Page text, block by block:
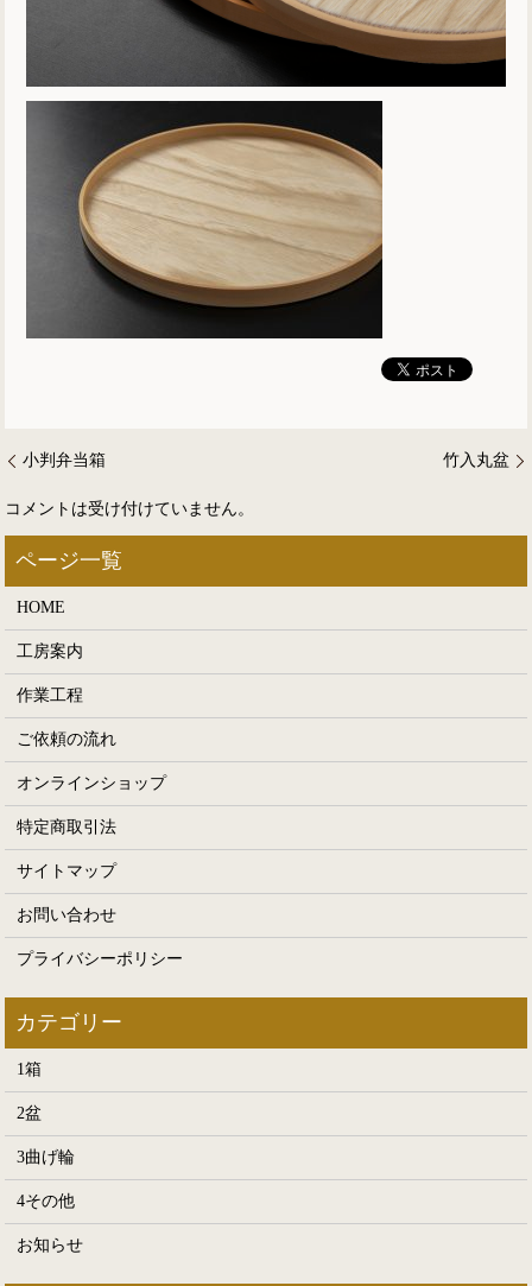
小判弁当箱 竹入丸盆
コメントは受け付けていません。
HOME
工房案内
作業工程
ご依頼の流れ
オンラインショップ
特定商取引法
サイトマップ
お問い合わせ
プライバシーポリシー
1箱
2盆
3曲げ輪
4その他
お知らせ